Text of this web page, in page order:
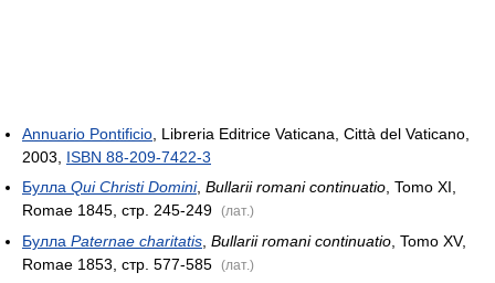
Annuario Pontificio , Libreria Editrice Vaticana, Città del Vaticano,
2003, ISBN 88-209-7422-3
Булла Qui Christi Domini, Bullarii romani continuatio , Tomo XI,
Romae 1845, стр. 245-249 (лат.)
Булла Paternae charitatis Bullarii romani continuatio , Tomo XV,
Romae 1853, стр. 577-585 (лат.)